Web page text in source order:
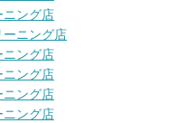
ニング店
ーニング店
ニング店
ニング店
ニング店
ニング店